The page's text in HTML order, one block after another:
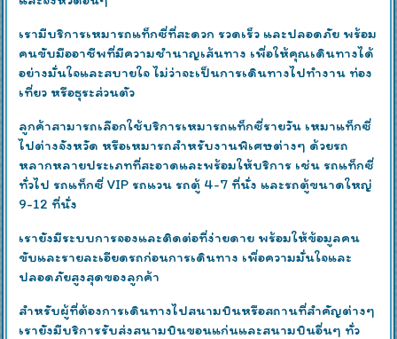
เรามีบริการเหมารถแท็กซี่ที่สะดวก รวดเร็ว และปลอดภัย พร้อม
คนขับมืออาชีพที่มีความชำนาญเส้นทาง เพื่อให้คุณเดินทางได้
อย่างมั่นใจและสบายใจ ไม่ว่าจะเป็นการเดินทางไปทำงาน ท่อง
เที่ยว หรือธุระส่วนตัว
ลูกค้าสามารถเลือกใช้บริการเหมารถแท็กซี่รายวัน เหมาแท็กซี่
ไปต่างจังหวัด หรือเหมารถสำหรับงานพิเศษต่างๆ ด้วยรถ
หลากหลายประเภทที่สะอาดและพร้อมให้บริการ เช่น รถแท็กซี่
ทั่วไป รถแท็กซี่ VIP รถแวน รถตู้ 4-7 ที่นั่ง และรถตู้ขนาดใหญ่
9-12 ที่นั่ง
เรายังมีระบบการจองและติดต่อที่ง่ายดาย พร้อมให้ข้อมูลคน
ขับและรายละเอียดรถก่อนการเดินทาง เพื่อความมั่นใจและ
ปลอดภัยสูงสุดของลูกค้า
สำหรับผู้ที่ต้องการเดินทางไปสนามบินหรือสถานที่สำคัญต่างๆ
เรายังมีบริการรับส่งสนามบินขอนแก่นและสนามบินอื่นๆ ทั่ว